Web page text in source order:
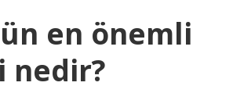
en önemli
nedir?